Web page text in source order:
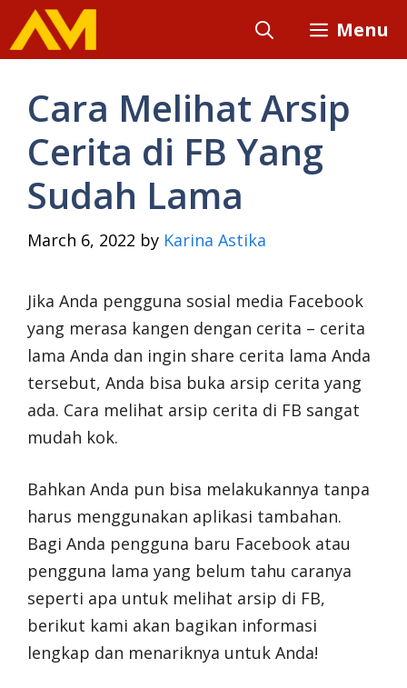
Skip
to
Menu
Cara Melihat Arsip
Cerita di FB Yang
Sudah Lama
March 6, 2022 by Karina Astika
Jika Anda pengguna sosial media Facebook
yang merasa kangen dengan cerita – cerita
lama Anda dan ingin share cerita lama Anda
tersebut, Anda bisa buka arsip cerita yang
ada. Cara melihat arsip cerita di FB sangat
mudah kok.
Bahkan Anda pun bisa melakukannya tanpa
harus menggunakan aplikasi tambahan.
Bagi Anda pengguna baru Facebook atau
pengguna lama yang belum tahu caranya
seperti apa untuk melihat arsip di FB,
berikut kami akan bagikan informasi
lengkap dan menariknya untuk Anda!